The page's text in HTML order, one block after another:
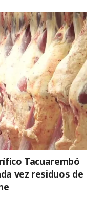
Tacuarembó
vez residuos de